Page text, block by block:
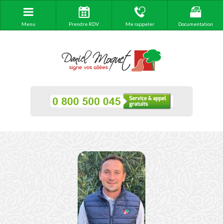
Menu Prendre RDV Me rappeler Documentation